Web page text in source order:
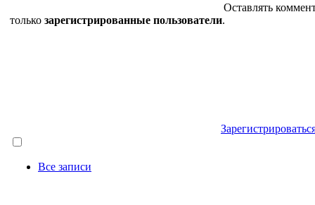
Оставлять
только зарегистрированные пользователи.
Все записи